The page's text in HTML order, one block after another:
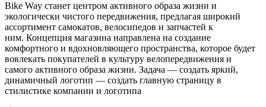
Bike Way станет центром активного образа жизни и
экологически чистого передвижения, предлагая широкий
ассортимент самокатов, велосипедов и запчастей к
ним. Концепция магазина направлена на создание
комфортного и вдохновляющего пространства, которое будет
вовлекать покупателей в культуру велопередвижения и
самого активного образа жизни. Задача — создать яркий,
динамичный логотип — создать главную страницу в
стилистике компании и логотипа